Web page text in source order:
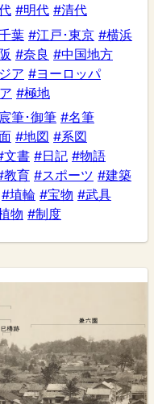
#明代 #清代
葉 #江戸･東京 #横浜
#奈良 #中国地方
ア #ヨーロッパ
#極地
筆･御筆 #名筆
#地図 #系図
文書 #日記 #物語
教育 #スポーツ #建築
#埴輪 #宝物 #武具
物 #制度